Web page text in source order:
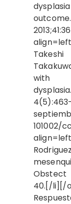
with
Obstect
40.[/li][/